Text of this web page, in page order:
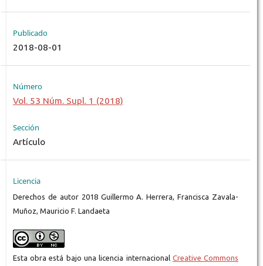
Publicado
2018-08-01
Número
Vol. 53 Núm. Supl. 1 (2018)
Sección
Artículo
Licencia
Derechos de autor 2018 Guillermo A. Herrera, Francisca Zavala-
Muñoz, Mauricio F. Landaeta
Esta obra está bajo una licencia internacional Creative Commons